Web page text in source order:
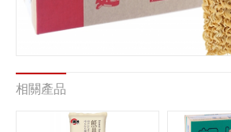
相關產品